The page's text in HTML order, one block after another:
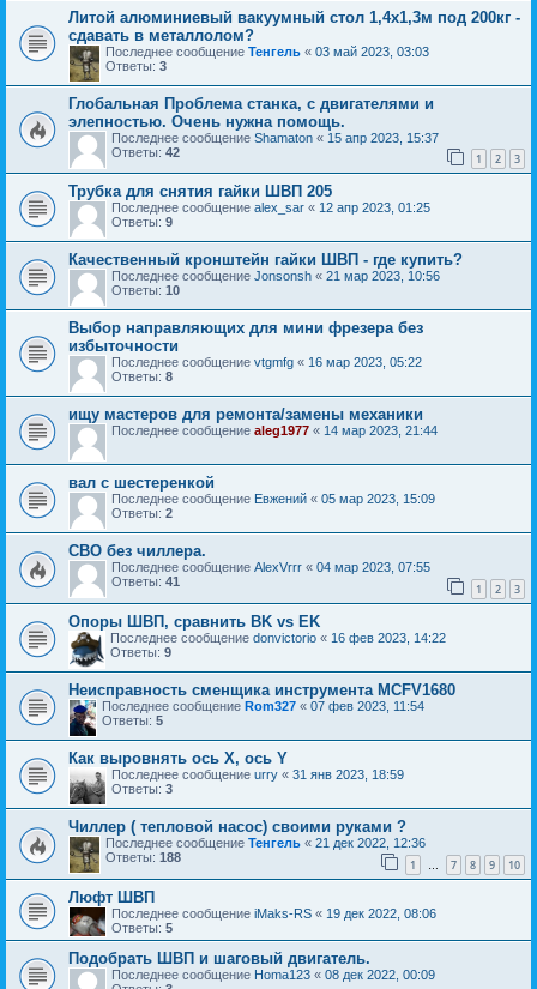
Литой алюминиевый вакуумный стол 1,4х1,3м под 200кг -
сдавать в металлолом?
Последнее сообщение Тенгель « 03 май 2023, 03:03
Ответы: 3
Глобальная Проблема станка, с двигателями и
элепностью. Очень нужна помощь.
Последнее сообщение Shamaton « 15 апр 2023, 15:37
Ответы: 42 1 2 3
Трубка для снятия гайки ШВП 205
Последнее сообщение alex_sar « 12 апр 2023, 01:25
Ответы: 9
Качественный кронштейн гайки ШВП - где купить?
Последнее сообщение Jonsonsh « 21 мар 2023, 10:56
Ответы: 10
Выбор направляющих для мини фрезера без
избыточности
Последнее сообщение vtgmfg « 16 мар 2023, 05:22
Ответы: 8
ищу мастеров для ремонта/замены механики
Последнее сообщение aleg1977 « 14 мар 2023, 21:44
вал с шестеренкой
Последнее сообщение Евжений « 05 мар 2023, 15:09
Ответы: 2
СВО без чиллера.
Последнее сообщение AlexVrrr « 04 мар 2023, 07:55
Ответы: 41 1 2 3
Опоры ШВП, сравнить BK vs EK
Последнее сообщение donvictorio « 16 фев 2023, 14:22
Ответы: 9
Неисправность сменщика инструмента MCFV1680
Последнее сообщение Rom327 « 07 фев 2023, 11:54
Ответы: 5
Как выровнять ось X, ось Y
Последнее сообщение urry « 31 янв 2023, 18:59
Ответы: 3
Чиллер ( тепловой насос) своими руками ?
Последнее сообщение Тенгель « 21 дек 2022, 12:36
Ответы: 188 1 … 7 8 9 10
Люфт ШВП
Последнее сообщение iMaks-RS « 19 дек 2022, 08:06
Ответы: 5
Подобрать ШВП и шаговый двигатель.
Последнее сообщение Homa123 « 08 дек 2022, 00:09